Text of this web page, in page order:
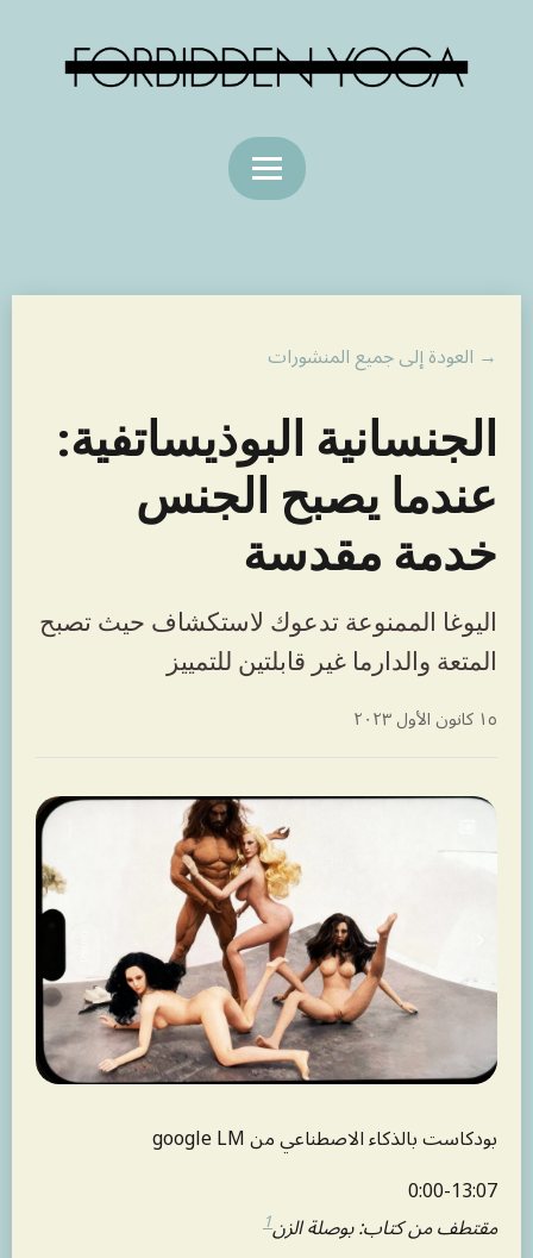
→ العودة إلى جميع المنشورات
الجنسانية البوذيساتفية:
عندما يصبح الجنس
خدمة مقدسة
اليوغا الممنوعة تدعوك لاستكشاف حيث تصبح
المتعة والدارما غير قابلتين للتمييز
١٥ كانون الأول ٢٠٢٣
بودكاست بالذكاء الاصطناعي من google LM
0:00-13:07
مقتطف من كتاب: بوصلة الزن1